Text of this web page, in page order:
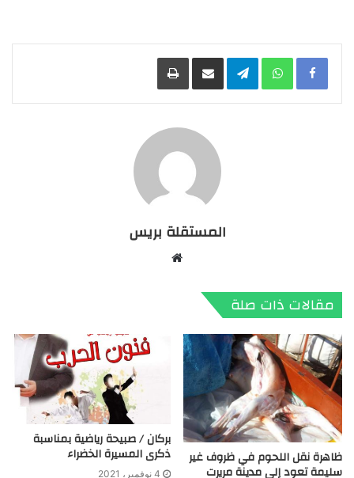
Facebook
WhatsApp
Telegramمشاركة عبر البريد طباعة
المستقلة بريس
مقالات ذات صلة
ظاهرة نقل اللحوم في ظروف غير
سليمة تعود إلى مدينة مريرت
بركان / صبيحة رياضية بمناسبة
ذكرى المسيرة الخضراء
4 نوفمبر، 2021